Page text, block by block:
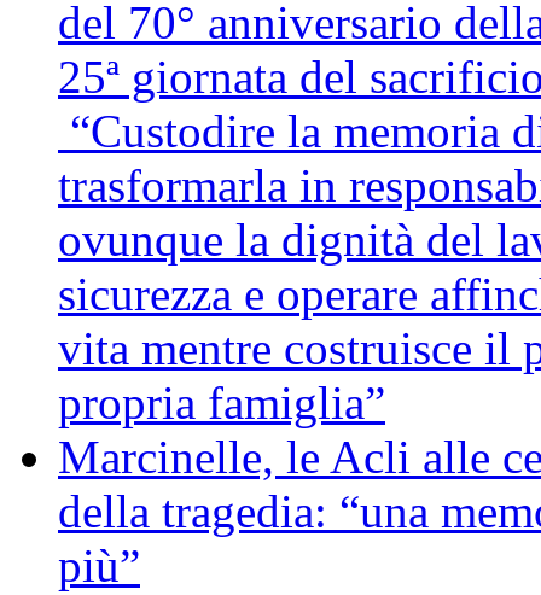
del 70° anniversario
25ª giornata del
“Custodire la memoria
trasformarla in
ovunque la dignità del
sicurezza e operare
vita mentre costruisce il
propria famiglia”
Marcinelle, le Acli alle
della tragedia: “una
più”